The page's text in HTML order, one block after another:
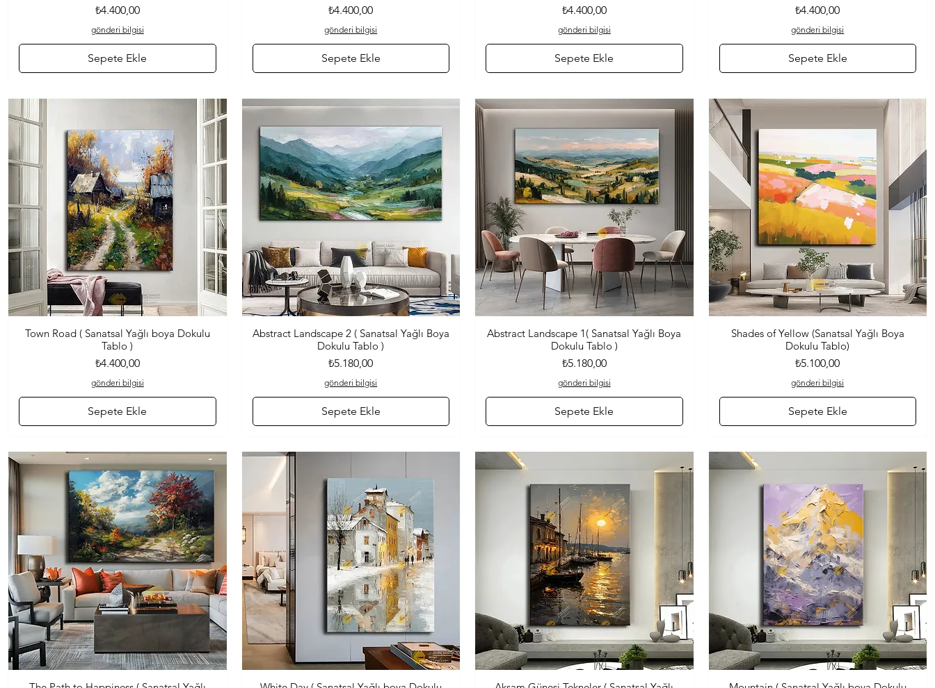
Fiyat
₺4.400,00
gönderi bilgisi
Sepete Ekle
Fiyat
₺4.400,00
gönderi bilgisi
Sepete Ekle
Fiyat
₺4.400,00
gönderi bilgisi
Sepete Ekle
Fiyat
₺4.400,00
gönderi bilgisi
Sepete Ekle
Hızlı Bakış
Town Road ( Sanatsal Yağlı boya Dokulu
Tablo )
Fiyat
₺4.400,00
gönderi bilgisi
Sepete Ekle
Hızlı Bakış
Abstract Landscape 2 ( Sanatsal Yağlı Boya
Dokulu Tablo )
Fiyat
₺5.180,00
gönderi bilgisi
Sepete Ekle
Hızlı Bakış
Abstract Landscape 1( Sanatsal Yağlı Boya
Dokulu Tablo )
Fiyat
₺5.180,00
gönderi bilgisi
Sepete Ekle
Hızlı Bakış
Shades of Yellow (Sanatsal Yağlı Boya
Dokulu Tablo)
Fiyat
₺5.100,00
gönderi bilgisi
Sepete Ekle